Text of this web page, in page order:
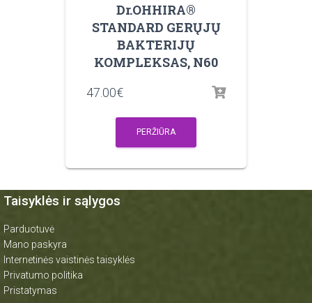
Dr.OHHIRA®
STANDARD GERŲJŲ
BAKTERIJŲ
KOMPLEKSAS, N60
47.00€
PERŽIŪRA
Taisyklės ir sąlygos
Parduotuvė
Mano paskyra
Internetinės vaistinės taisyklės
Privatumo politika
Pristatymas